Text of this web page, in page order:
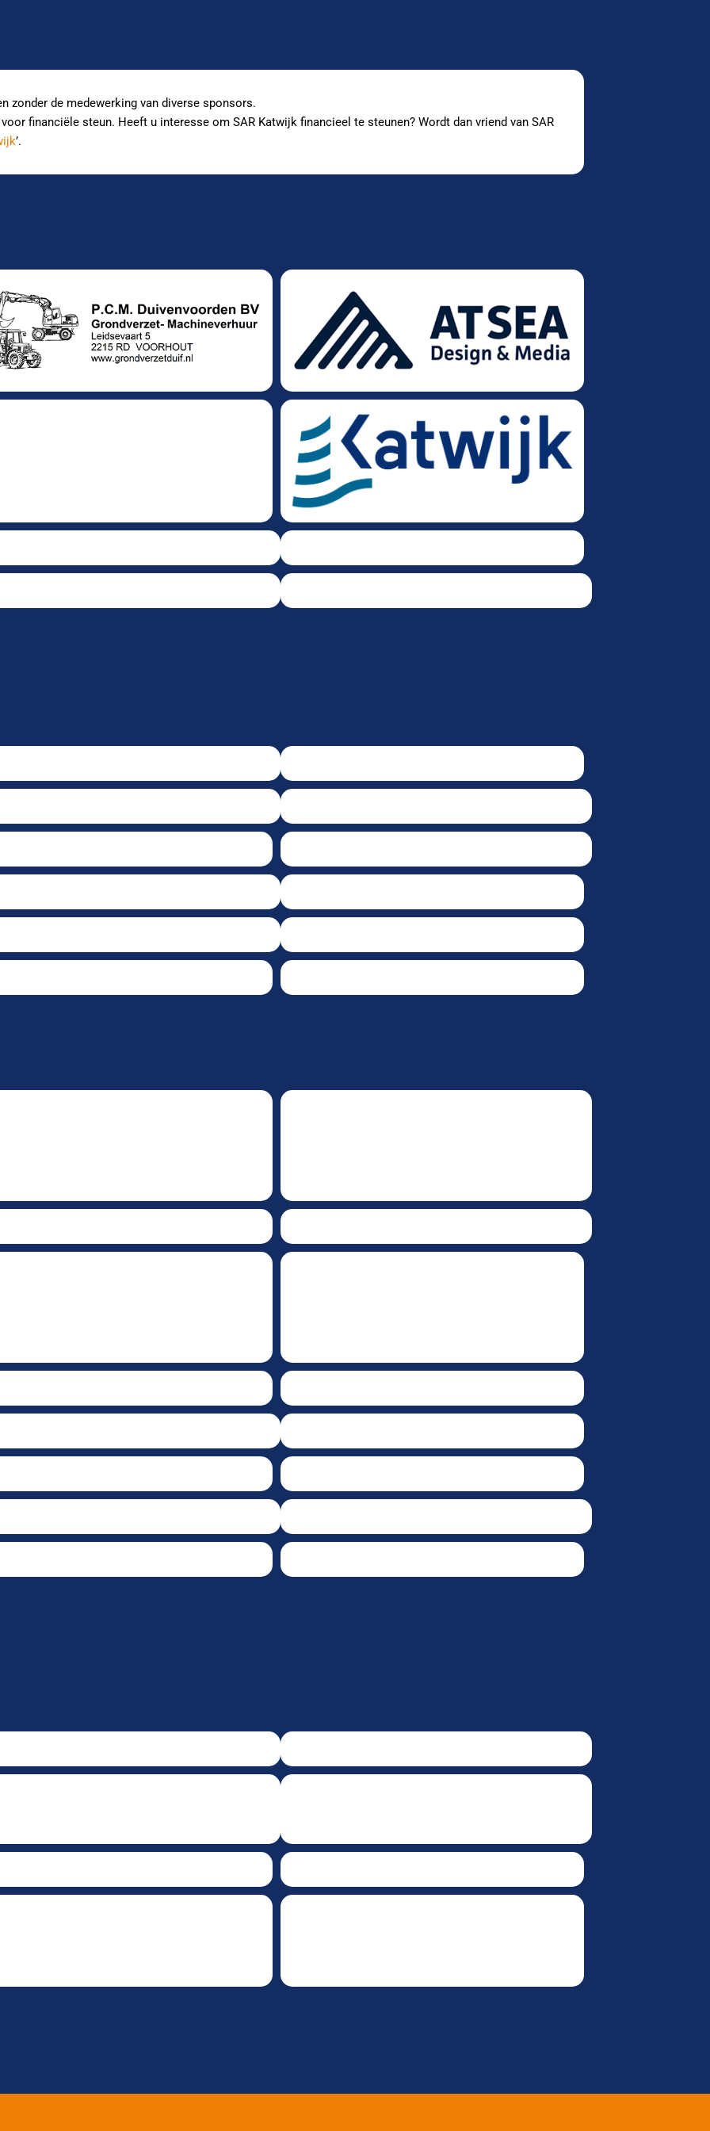
zonder de medewerking van diverse sponsors.
financiële steun. Heeft u interesse om SAR Katwijk financieel te steunen? Wordt dan vriend van SAR
’.